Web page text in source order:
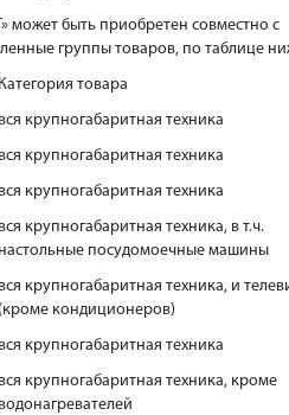
может быть приобретен совместно с
группы товаров, по таблице
Категория товара
вся крупногабаритная техника
вся крупногабаритная техника
вся крупногабаритная техника
вся крупногабаритная техника, в т.ч.
настольные посудомоечные машины
вся крупногабаритная техника, и
(кроме кондиционеров)
вся крупногабаритная техника
вся крупногабаритная техника, кроме
водонагревателей